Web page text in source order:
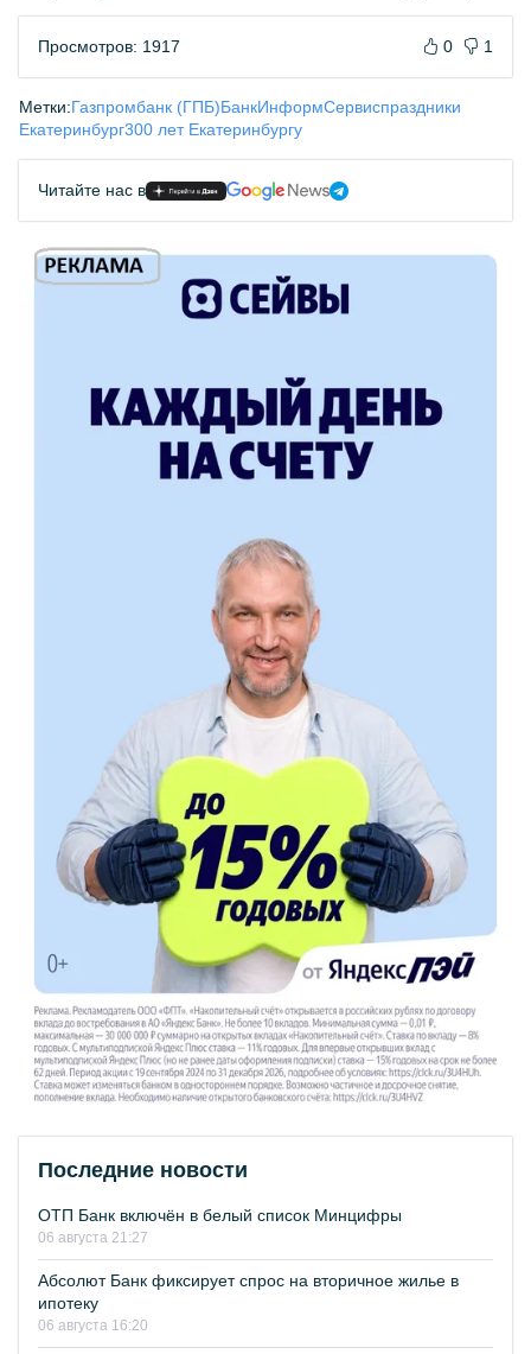
Просмотров: 1917 0 1
Метки:Газпромбанк (ГПБ)БанкИнформСервиспраздники
Екатеринбург300 лет Екатеринбургу
Читайте нас в
Последние новости
ОТП Банк включён в белый список Минцифры
06 августа 21:27
Абсолют Банк фиксирует спрос на вторичное жилье в
ипотеку
06 августа 16:20